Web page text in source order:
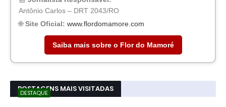
Antônio Carlos – DRT 2043/RO
🌐Site Oficial: www.flordomamore.com
Saiba mais sobre o Flor do Mamoré
POSTAGENS MAIS VISITADAS
DESTAQUE